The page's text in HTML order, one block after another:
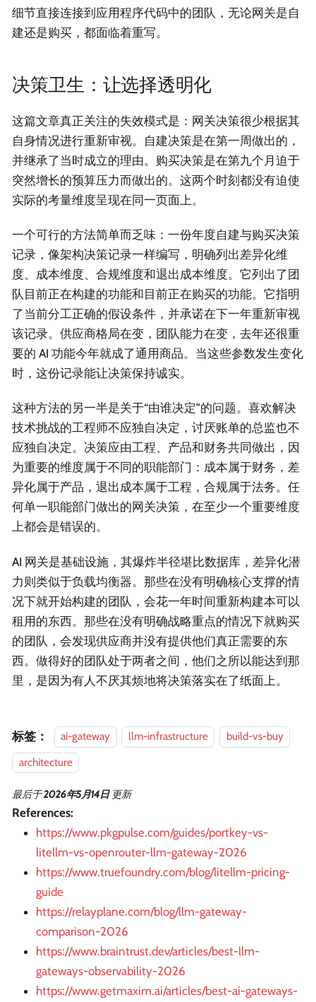
细节直接连接到应用程序代码中的团队，无论网关是自
建还是购买，都面临着重写。
决策卫生：让选择透明化
这篇文章真正关注的失效模式是：网关决策很少根据其
自身情况进行重新审视。自建决策是在第一周做出的，
并继承了当时成立的理由。购买决策是在第九个月迫于
突然增长的预算压力而做出的。这两个时刻都没有迫使
实际的考量维度呈现在同一页面上。
一个可行的方法简单而乏味：一份年度自建与购买决策
记录，像架构决策记录一样编写，明确列出差异化维
度、成本维度、合规维度和退出成本维度。它列出了团
队目前正在构建的功能和目前正在购买的功能。它指明
了当前分工正确的假设条件，并承诺在下一年重新审视
该记录。供应商格局在变，团队能力在变，去年还很重
要的 AI 功能今年就成了通用商品。当这些参数发生变化
时，这份记录能让决策保持诚实。
这种方法的另一半是关于“由谁决定”的问题。喜欢解决
技术挑战的工程师不应独自决定，讨厌账单的总监也不
应独自决定。决策应由工程、产品和财务共同做出，因
为重要的维度属于不同的职能部门：成本属于财务，差
异化属于产品，退出成本属于工程，合规属于法务。任
何单一职能部门做出的网关决策，在至少一个重要维度
上都会是错误的。
AI 网关是基础设施，其爆炸半径堪比数据库，差异化潜
力则类似于负载均衡器。那些在没有明确核心支撑的情
况下就开始构建的团队，会花一年时间重新构建本可以
租用的东西。那些在没有明确战略重点的情况下就购买
的团队，会发现供应商并没有提供他们真正需要的东
西。做得好的团队处于两者之间，他们之所以能达到那
里，是因为有人不厌其烦地将决策落实在了纸面上。
标签： ai-gateway llm-infrastructure
build-vs-buy
architecture
最后于2026年5月14日 更新
References:
https://www.pkgpulse.com/guides/portkey-vs-
litellm-vs-openrouter-llm-gateway-2026
https://www.truefoundry.com/blog/litellm-pricing-
guide
https://relayplane.com/blog/llm-gateway-
comparison-2026
https://www.braintrust.dev/articles/best-llm-
gateways-observability-2026
https://www.getmaxim.ai/articles/best-ai-gateways-